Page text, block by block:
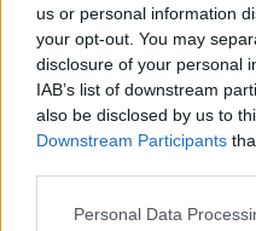
us or personal information
your opt-out. You may
disclosure of your personal
IAB’s list of downstream
also be disclosed by us to
Downstream Participants
Personal Data
Vrasja në Korçë/ 20-
vjeçari u ndoq me
kallashnikov dhe u
ekzekutua në një pallat,
autori i dyshuar dhe
viktima ishin rritur bashkë